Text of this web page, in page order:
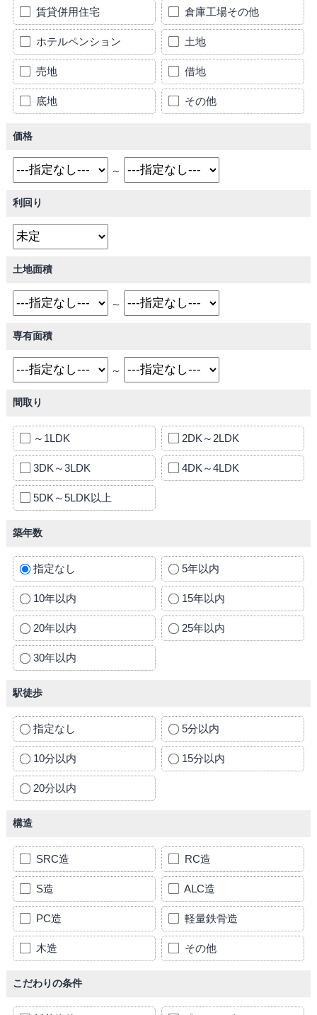
賃貸併用住宅 倉庫工場その他
ホテルペンション 土地
売地 借地
底地 その他
価格
～
利回り
土地面積
～
専有面積
～
間取り
～1LDK 2DK～2LDK
3DK～3LDK 4DK～4LDK
5DK～5LDK以上
築年数
指定なし 5年以内
10年以内 15年以内
20年以内 25年以内
30年以内
駅徒歩
指定なし 5分以内
10分以内 15分以内
20分以内
構造
SRC造 RC造
S造 ALC造
PC造 軽量鉄骨造
木造 その他
こだわりの条件